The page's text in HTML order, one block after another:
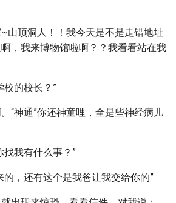
山顶洞人！！我今天是不是走错地址
，我来博物馆啦啊？？我看看站在我
校的校长？”
“神通”你还神童哩，全是些神经病儿
找我有什么事？”
的，还有这个是我爸让我交给你的”